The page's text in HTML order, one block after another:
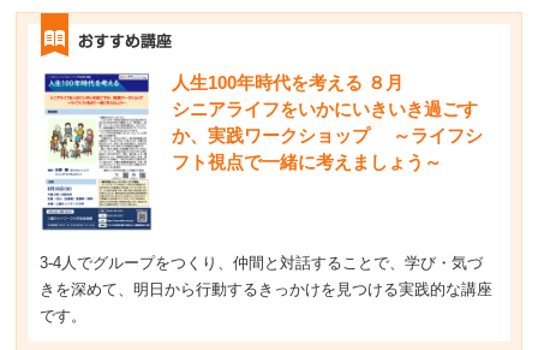
人生100年時代を考える ８月
シニアライフをいかにいきいき過ごす
か、実践ワークショップ ～ライフシ
フト視点で一緒に考えましょう～
3-4人でグループをつくり、仲間と対話することで、学び・気づ
きを深めて、明日から行動するきっかけを見つける実践的な講座
です。